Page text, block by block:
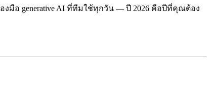
งมือ generative AI ที่ทีมใช้ทุกวัน — ปี 2026 คือปีที่คุณต้อง